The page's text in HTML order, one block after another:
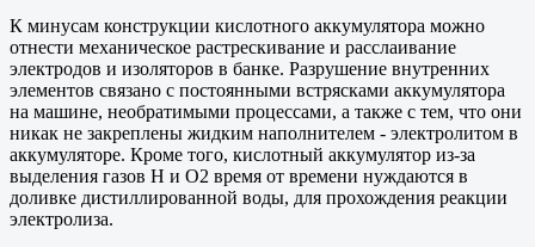
К минусам конструкции кислотного аккумулятора можно
отнести механическое растрескивание и расслаивание
электродов и изоляторов в банке. Разрушение внутренних
элементов связано с постоянными встрясками аккумулятора
на машине, необратимыми процессами, а также с тем, что они
никак не закреплены жидким наполнителем - электролитом в
аккумуляторе. Кроме того, кислотный аккумулятор из-за
выделения газов H и О2 время от времени нуждаются в
доливке дистиллированной воды, для прохождения реакции
электролиза.